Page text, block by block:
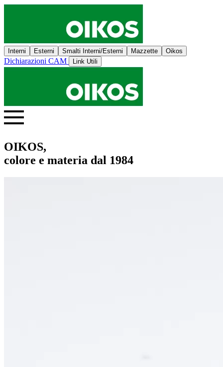
Interni Esterni Smalti Interni/Esterni Mazzette Oikos
Dichiarazioni CAM Link Utili
OIKOS,
colore e materia dal 1984